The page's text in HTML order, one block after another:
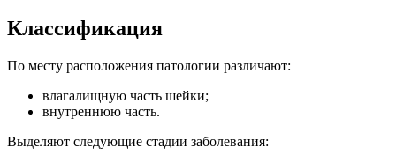
Классификация
По месту расположения патологии различают:
влагалищную часть шейки;
внутреннюю часть.
Выделяют следующие стадии заболевания: